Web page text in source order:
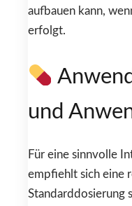
aufbauen kann,
erfolgt.
und
Für eine sinnvolle
empfiehlt sich eine
Standarddosierung